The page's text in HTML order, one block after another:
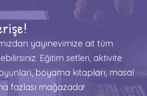
yayınevimize ait tüm
Eğitim setleri, aktivite
boyama kitapları, masal
fazlası mağazada!